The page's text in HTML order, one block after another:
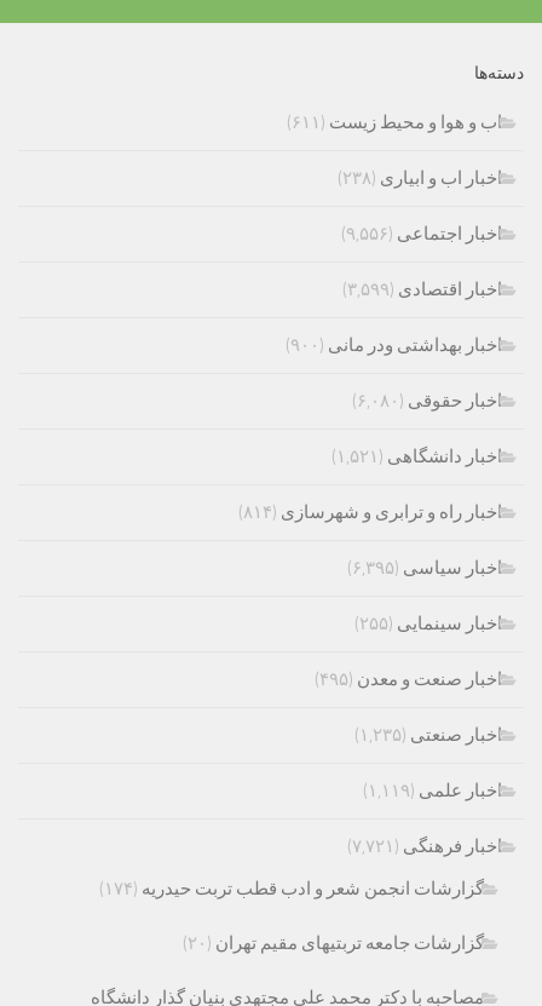
دسته‌ها
اب و هوا و محیط زیست (۶۱۱)
اخبار اب و ابیاری (۲۳۸)
اخبار اجتماعی (۹,۵۵۶)
اخبار اقتصادی (۳,۵۹۹)
اخبار بهداشتی ودر مانی (۹۰۰)
اخبار حقوقی (۶,۰۸۰)
اخبار دانشگاهی (۱,۵۲۱)
اخبار راه و ترابری و شهرسازی (۸۱۴)
اخبار سیاسی (۶,۳۹۵)
اخبار سینمایی (۲۵۵)
اخبار صنعت و معدن (۴۹۵)
اخبار صنعتی (۱,۲۳۵)
اخبار علمی (۱,۱۱۹)
اخبار فرهنگی (۷,۷۲۱)
گزارشات انجمن شعر و ادب قطب تربت حیدریه (۱۷۴)
گزارشات جامعه تربتیهای مقیم تهران (۲۰)
مصاحبه با دکتر محمد علی مجتهدی بنیان گذار دانشگاه